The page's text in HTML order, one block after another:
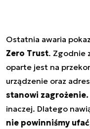
Ostatnia awaria
Zero Trust. Zgodnie
oparte jest na
urządzenie oraz
stanowi zagrożenie.
inaczej. Dlatego
nie powinniśmy